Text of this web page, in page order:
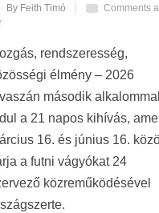
By Feith Timó
Comments
rendszeresség,
élmény – 2026
második alkalommal
a 21 napos kihívás,
16. és június 16.
a futni vágyókat 24
közreműködésével